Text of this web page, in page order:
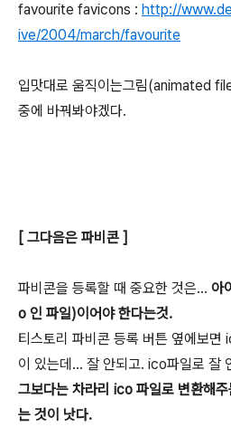
favourite favicons : http://
ive/2004/march/favourite
입맛대로 움직이는그림(animated
중에 바꿔봐야겠다.
[ 그다음은 파비콘 ]
파비콘을 등록할 때 중요한 것은... 아
o 인 파일)이어야 한다는것.
티스토리 파비콘 등록 버튼 옆에보면
이 있는데... 잘 안되고. ico파일로 잘
그보다는 차라리 ico 파일로 변환해
는 것이 낫다.